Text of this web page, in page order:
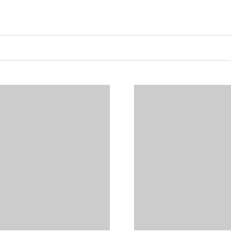
ra
m
l